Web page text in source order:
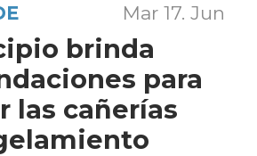
Mar 17. Jun
brinda
para
las cañerías